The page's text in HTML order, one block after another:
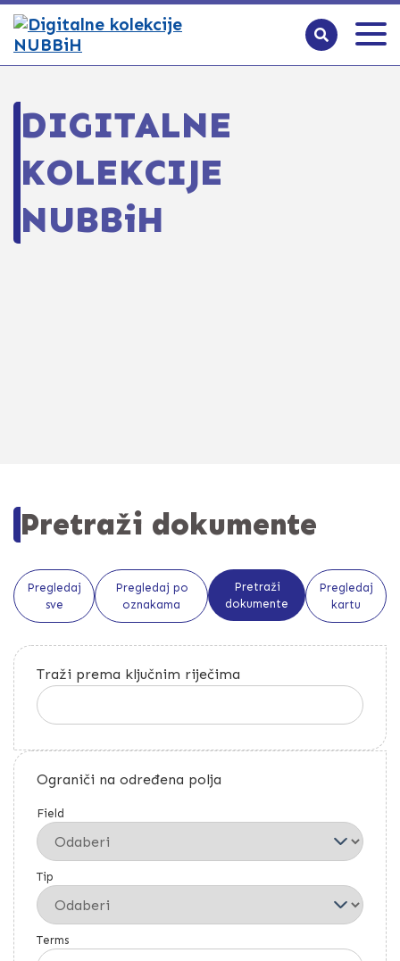
DIGITALNE
KOLEKCIJE
NUBBiH
Pretraži dokumente
Pregledaj
sve
Pregledaj po
oznakama
Pretraži
dokumente
Pregledaj
kartu
Traži prema ključnim riječima
Ograniči na određena polja
Field
Tip
Terms